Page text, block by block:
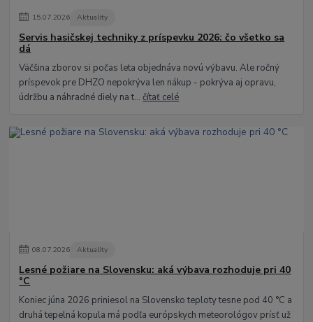
15.07.2026 Aktuality
Servis hasičskej techniky z príspevku 2026: čo všetko sa
dá
Väčšina zborov si počas leta objednáva novú výbavu. Ale ročný
príspevok pre DHZO nepokrýva len nákup - pokrýva aj opravu,
údržbu a náhradné diely na t...čítať celé
08.07.2026 Aktuality
Lesné požiare na Slovensku: aká výbava rozhoduje pri 40
°C
Koniec júna 2026 priniesol na Slovensko teploty tesne pod 40 °C a
druhá tepelná kopula má podľa európskych meteorológov prísť už